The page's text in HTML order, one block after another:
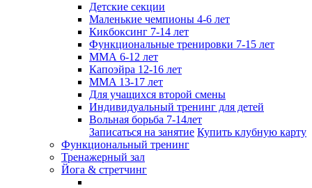
Детские секции
Маленькие чемпионы 4-6 лет
Кикбоксинг 7-14 лет
Функциональные тренировки 7-15 лет
ММА 6-12 лет
Капоэйра 12-16 лет
MMA 13-17 лет
Для учащихся второй смены
Индивидуальный тренинг для детей
Вольная борьба 7-14лет
Записаться на занятие Купить клубную карту
Функциональный тренинг
Тренажерный зал
Йога & стретчинг